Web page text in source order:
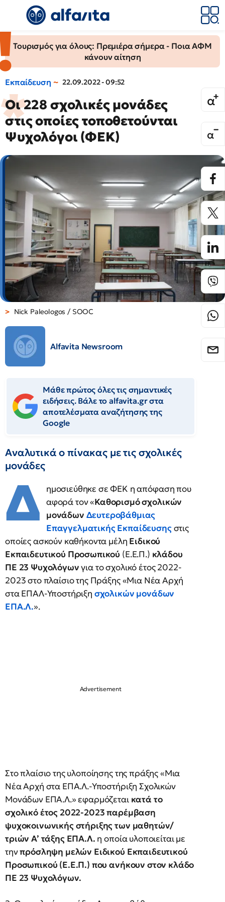
Τουρισμός για όλους: Πρεμιέρα σήμερα - Ποια ΑΦΜ
κάνουν αίτηση
Εκπαίδευση 22.09.2022 - 09:52
Οι 228 σχολικές μονάδες
στις οποίες τοποθετούνται
Ψυχολόγοι (ΦΕΚ)
Nick Paleologos / SOOC
Alfavita Newsroom
Μάθε πρώτος όλες τις σημαντικές
ειδήσεις. Βάλε το alfavita.gr στα
αποτελέσματα αναζήτησης της
Google
Αναλυτικά ο πίνακας με τις σχολικές
μονάδες
Δ
ημοσιεύθηκε σε ΦΕΚ η απόφαση που
αφορά τον «Καθορισμό σχολικών
μονάδων Δευτεροβάθμιας
Επαγγελματικής Εκπαίδευσηςστις
οποίες ασκούν καθήκοντα μέλη Ειδικού
Εκπαιδευτικού Προσωπικού (Ε.Ε.Π.) κλάδου
ΠΕ 23 Ψυχολόγωνγια το σχολικό έτος 2022-
2023 στο πλαίσιο της Πράξης «Μια Νέα Αρχή
στα ΕΠΑΛ-Υποστήριξη σχολικών μονάδων
ΕΠΑ.Λ.».
Στο πλαίσιο της υλοποίησης της πράξης «Μια
Νέα Αρχή στα ΕΠΑ.Λ.-Υποστήριξη Σχολικών
Μονάδων ΕΠΑ.Λ.» εφαρμόζεταικατά το
σχολικό έτος 2022-2023 παρέμβαση
ψυχοκοινωνικής στήριξης των μαθητών/
τριών Α’ τάξης ΕΠΑ.Λ. η οποία υλοποιείται με
τηνπρόσληψη μελών Ειδικού Εκπαιδευτικού
Προσωπικού (Ε.Ε.Π.) που ανήκουν στον κλάδο
ΠΕ 23 Ψυχολόγων.